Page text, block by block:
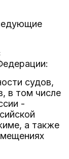
судов,
в том числе
-
а также